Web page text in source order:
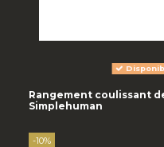
Rangement coulissant
Simplehuman
-10%